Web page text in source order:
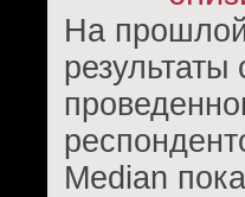
На
результаты
Median